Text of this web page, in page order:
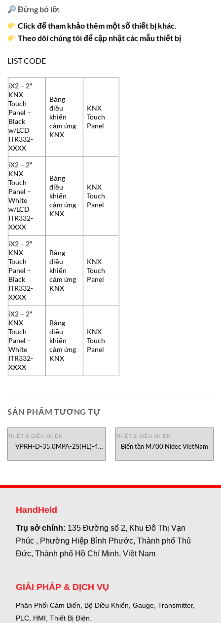
Đừng bỏ lỡ:
Click để tham khảo thêm một số thiết bị khác.
Theo dõi chúng tôi để cập nhật các mẫu thiết bị
LIST CODE
iX2 – 2″
KNX
Touch
Panel –
Black
w/LCD
ITR332-
XXXX
Bảng
điều
khiển
cảm ứng
KNX
KNX
Touch
Panel
iX2 – 2″
KNX
Touch
Panel –
White
w/LCD
ITR332-
XXXX
Bảng
điều
khiển
cảm ứng
KNX
KNX
Touch
Panel
iX2 – 2″
KNX
Touch
Panel –
Black
ITR332-
XXXX
Bảng
điều
khiển
cảm ứng
KNX
KNX
Touch
Panel
iX2 – 2″
KNX
Touch
Panel –
White
ITR332-
XXXX
Bảng
điều
khiển
cảm ứng
KNX
KNX
Touch
Panel
SẢN PHẨM TƯƠNG TỰ
THIẾT BỊ ĐIỀU KHIỂN
VPRH-D-35.0MPA-2S(HL)-4
THIẾT BỊ ĐIỀU KHIỂN
Biến tần M700 Nidec VietNam
HandHeld
Trụ sở chính: 135 Đường số 2, Khu Đô Thị Vạn
Phúc , Phường Hiệp Bình Phước, Thành phố Thủ
Đức, Thành phố Hồ Chí Minh, Việt Nam
GIẢI PHÁP & DỊCH VỤ
Phân Phối Cảm Biến, Bộ Điều Khiển, Gauge, Transmitter,
PLC, HMI, Thiết Bị Điện.